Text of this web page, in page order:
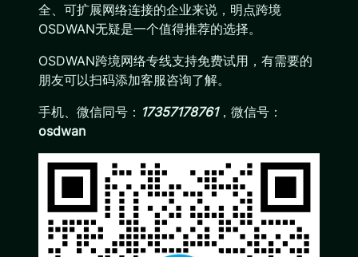
全、可扩展网络连接的企业来说，明点跨境
OSDWAN无疑是一个值得推荐的选择。
OSDWAN跨境网络专线支持免费试用，有需要的
朋友可以扫码添加客服咨询了解。
手机、微信同号： 17357178761，微信号：
osdwan